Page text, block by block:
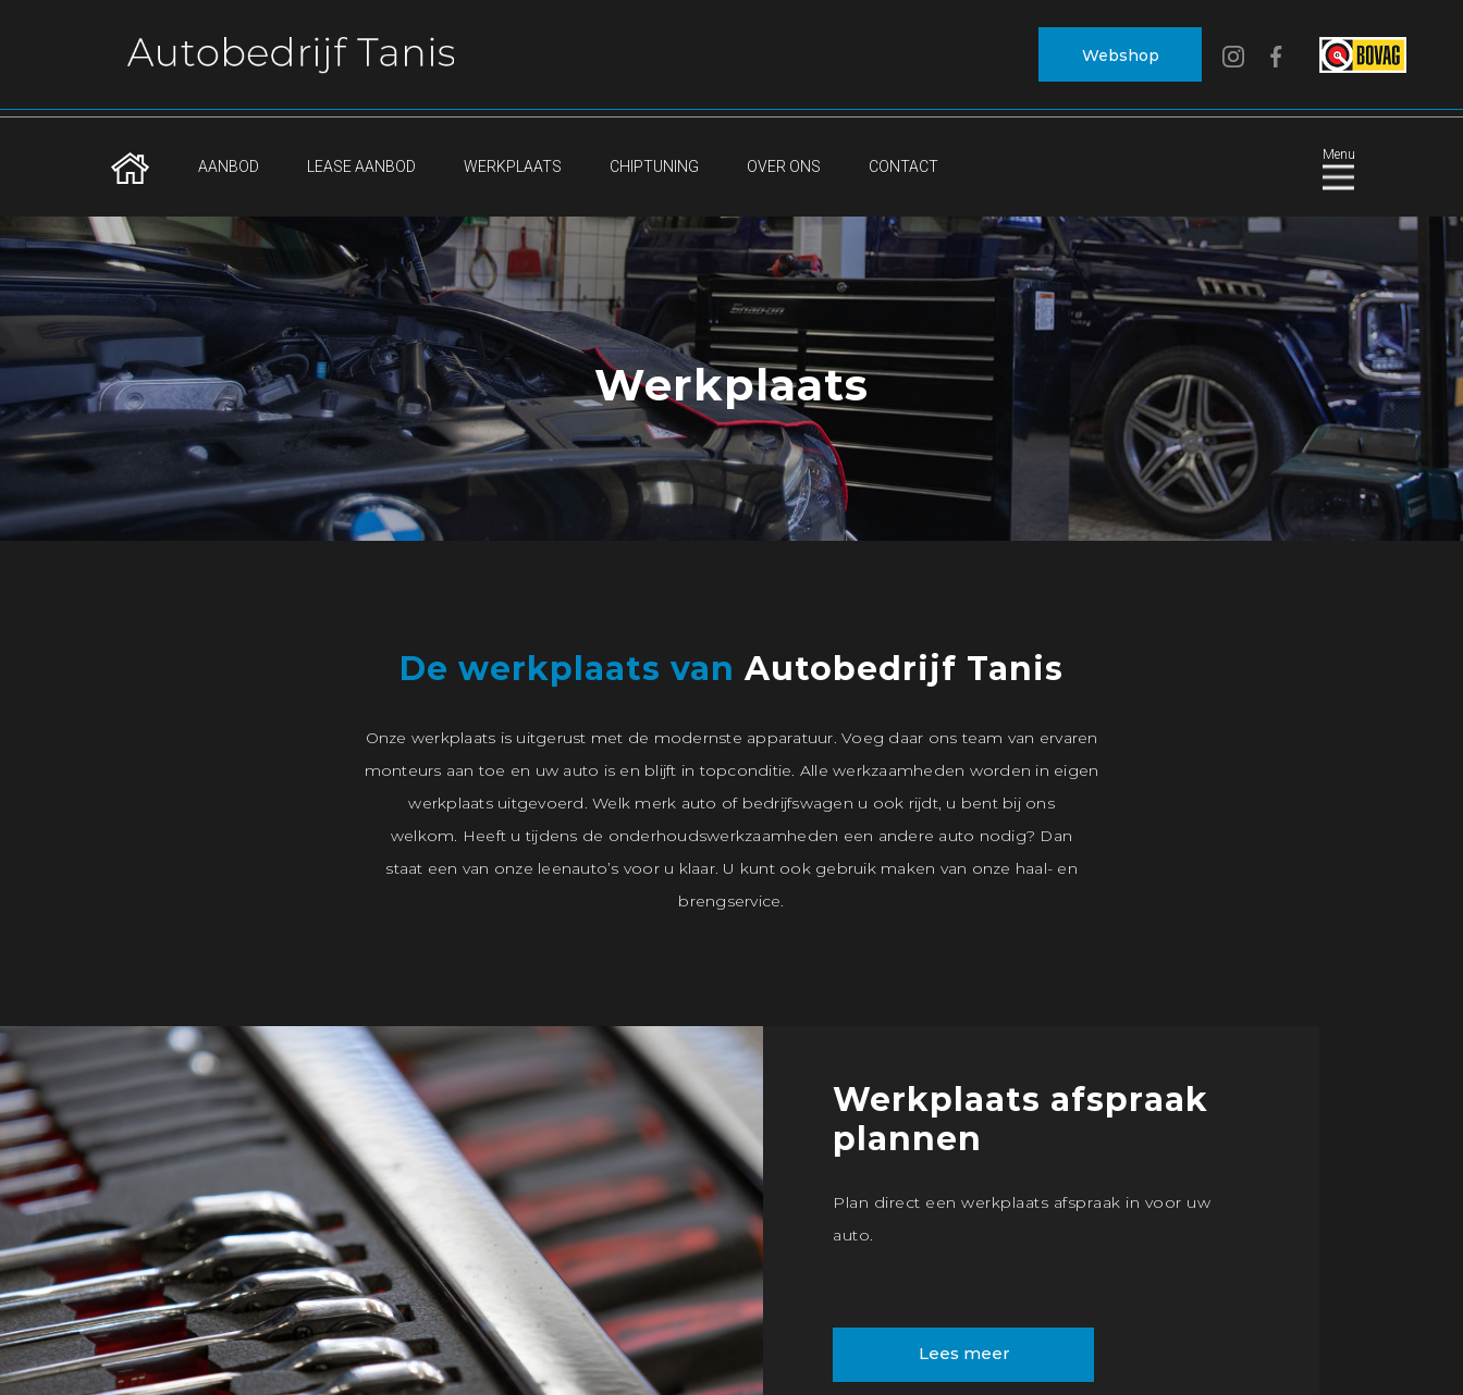
Webshop
AANBOD LEASE AANBOD WERKPLAATS CHIPTUNING OVER ONS CONTACT
Menu
Werkplaats
De werkplaats van Autobedrijf Tanis
Onze werkplaats is uitgerust met de modernste apparatuur. Voeg daar ons team van ervaren
monteurs aan toe en uw auto is en blijft in topconditie. Alle werkzaamheden worden in eigen
werkplaats uitgevoerd. Welk merk auto of bedrijfswagen u ook rijdt, u bent bij ons
welkom. Heeft u tijdens de onderhoudswerkzaamheden een andere auto nodig? Dan
staat een van onze leenauto’s voor u klaar. U kunt ook gebruik maken van onze haal- en
brengservice.
Werkplaats afspraak
plannen
Plan direct een werkplaats afspraak in voor uw
auto.
Lees meer